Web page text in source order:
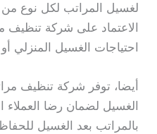
لغسيل المراتب لكل نوع من
الاعتماد على شركة تنظيف
احتياجات الغسيل المنزلي
أيضا، توفر شركة تنظيف
الغسيل لضمان رضا العملاء
بالمراتب بعد الغسيل